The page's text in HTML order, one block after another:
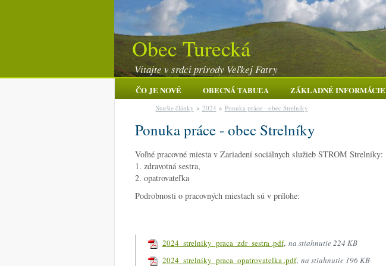
Obec Turecká
Vitajte v srdci prírody Veľkej Fatry
ČO JE NOVÉ OBECNÁ TABUĽA ZÁKLADNÉ INFORMÁCIE
Ponuka práce - obec Strelníky
Staršie články » 2024 » Ponuka práce - obec Strelníky
Voľné pracovné miesta v Zariadení sociálnych služieb STROM Strelníky:
1. zdravotná sestra,
2. opatrovateľka
Podrobnosti o pracovných miestach sú v prílohe:
2024_strelniky_praca_zdr_sestra .pdf, na stiahnutie 224 KB
2024_strelniky_praca_opatrovatelka .pdf, na stiahnutie 196 KB